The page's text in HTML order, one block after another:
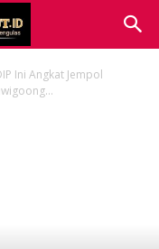
Ini Angkat Jempol